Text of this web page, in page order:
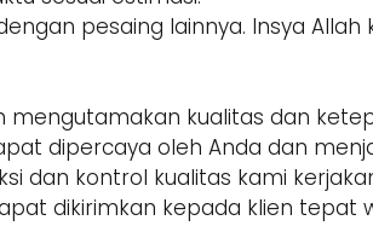
pesaing lainnya. Insya Allah
kualitas dan
dipercaya oleh Anda dan
dan kontrol kualitas kami
dikirimkan kepada klien tepat